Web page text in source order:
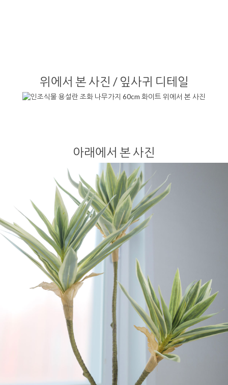
위에서 본 사진 / 잎사귀 디테일
아래에서 본 사진